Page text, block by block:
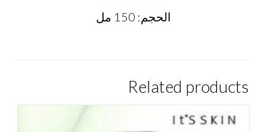
الحجم: 150 مل
Related products